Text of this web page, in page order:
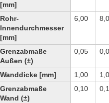
[mm]
Rohr-
Innendurchmesser
[mm]
6,00
Grenzabmaße
Außen (±)
0,05
Wanddicke [mm] 1,00
Grenzabmaße
Wand (±)
0,10